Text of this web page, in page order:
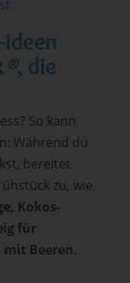
®, die
So kann
Während du
bereitet
zu, wie
Kokos-
für
Beeren.